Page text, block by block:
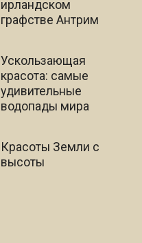
ирландском
графстве Антрим
Ускользающая
красота: самые
удивительные
водопады мира
Красоты Земли с
высоты